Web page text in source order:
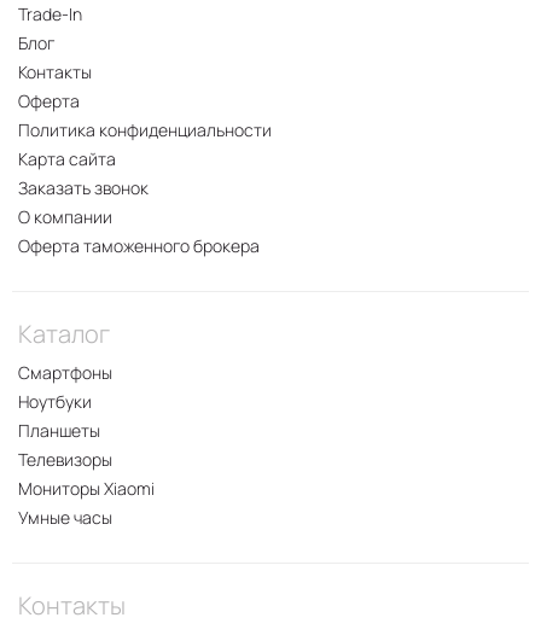
Trade-In
Блог
Контакты
Оферта
Политика конфиденциальности
Карта сайта
Заказать звонок
О компании
Оферта таможенного брокера
Каталог
Смартфоны
Ноутбуки
Планшеты
Телевизоры
Мониторы Xiaomi
Умные часы
Контакты